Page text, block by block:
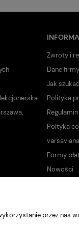
Zwroty i
Dane firmy
Jak
Polityka
Regulamin
Poltyka
varsaviana
Formy
Nowości
przez nas